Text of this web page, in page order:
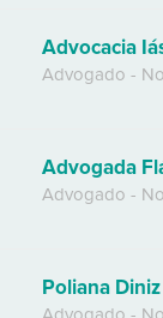
Advocacia
Advogado -
Advogada
Advogado -
Poliana